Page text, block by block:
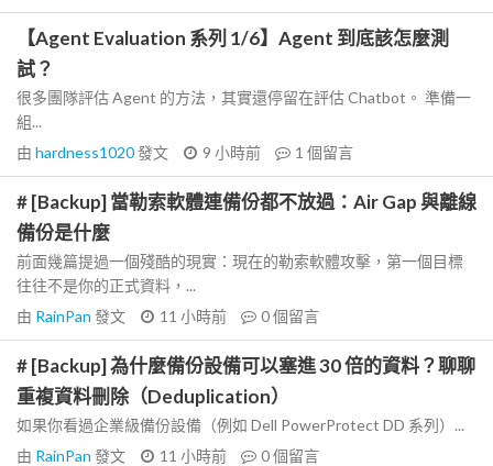
【Agent Evaluation 系列 1/6】Agent 到底該怎麼測
試？
很多團隊評估 Agent 的方法，其實還停留在評估 Chatbot。 準備一
組...
由 hardness1020發文 9 小時前 1 個留言
# [Backup] 當勒索軟體連備份都不放過：Air Gap 與離線
備份是什麼
前面幾篇提過一個殘酷的現實：現在的勒索軟體攻擊，第一個目標
往往不是你的正式資料，...
由 RainPan 發文 11 小時前 0個留言
# [Backup] 為什麼備份設備可以塞進 30 倍的資料？聊聊
重複資料刪除（Deduplication）
如果你看過企業級備份設備（例如 Dell PowerProtect DD 系列）...
由 RainPan 發文 11 小時前 0個留言